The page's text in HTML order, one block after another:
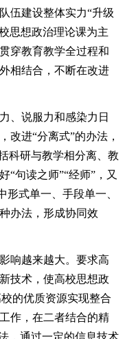
伍建设整体实力“升级
思想政治理论课为主
穿教育教学全过程和
相结合，不断在改进
、说服力和感染力日
改进“分离式”的办法，
科研与教学相分离、教
句读之师”“经师”，又
式单一、手段单一、
办法，形成协同效
响越来越大。要求高
技术，使高校思想政
的优质资源实现整合
作，在二者结合的精
，通过一定的信息技术